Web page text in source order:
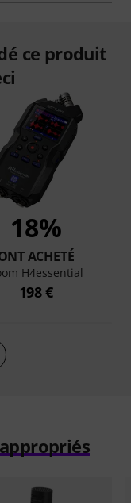
ce produit
18%
ACHETÉ
H4essential
198 €